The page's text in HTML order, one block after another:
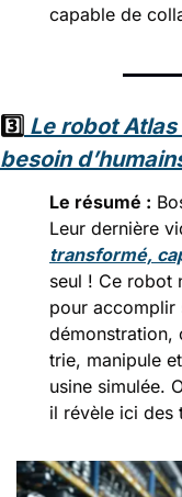
capable de
3️⃣ Le robot Atlas
besoin
Le résumé :
Leur dernière
transformé,
seul ! Ce robot
pour accomplir
démonstration,
trie, manipule
usine simulée.
il révèle ici des